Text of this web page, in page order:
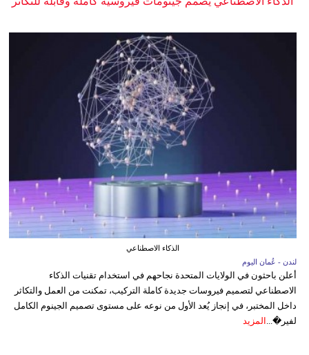
الذكاء الاصطناعي
لندن - عُمان اليوم
أعلن باحثون في الولايات المتحدة نجاحهم في استخدام تقنيات الذكاء
الاصطناعي لتصميم فيروسات جديدة كاملة التركيب، تمكنت من العمل والتكاثر
داخل المختبر، في إنجاز يُعد الأول من نوعه على مستوى تصميم الجينوم الكامل
لفير�...
المزيد